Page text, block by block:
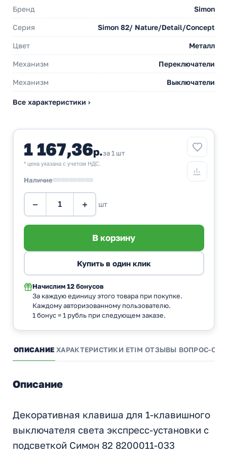
Бренд Simon
Серия Simon 82/ Nature/Detail/Concept
Цвет Металл
Механизм Переключатели
Механизм Выключатели
Все характеристики ›
1 167,36р.за 1 шт
* цена указана с учетом НДС.
Наличие
− + шт
Начислим 12 бонусов
За каждую единицу этого товара при покупке.
Каждому авторизованному пользователю.
1 бонус = 1 рубль при следующем заказе.
ОПИСАНИЕ ХАРАКТЕРИСТИКИ ETIM ОТЗЫВЫ ВОПРОС-
Описание
Декоративная клавиша для 1-клавишного
выключателя света экспресс-установки с
подсветкой Симон 82 8200011-033